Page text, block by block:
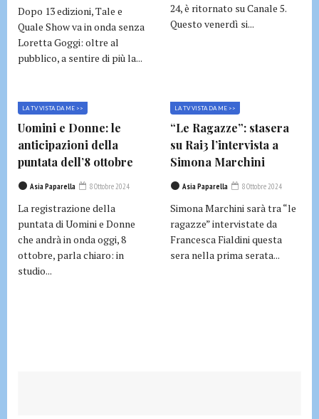
Dopo 13 edizioni, Tale e
Quale Show va in onda senza
Loretta Goggi: oltre al
pubblico, a sentire di più la...
24, è ritornato su Canale 5.
Questo venerdì si...
LA TV VISTA DA ME >>
Uomini e Donne: le
anticipazioni della
puntata dell’8 ottobre
Asia Paparella 8 Ottobre 2024
La registrazione della
puntata di Uomini e Donne
che andrà in onda oggi, 8
ottobre, parla chiaro: in
studio...
LA TV VISTA DA ME >>
“Le Ragazze”: stasera
su Rai3 l’intervista a
Simona Marchini
Asia Paparella 8 Ottobre 2024
Simona Marchini sarà tra “le
ragazze” intervistate da
Francesca Fialdini questa
sera nella prima serata...